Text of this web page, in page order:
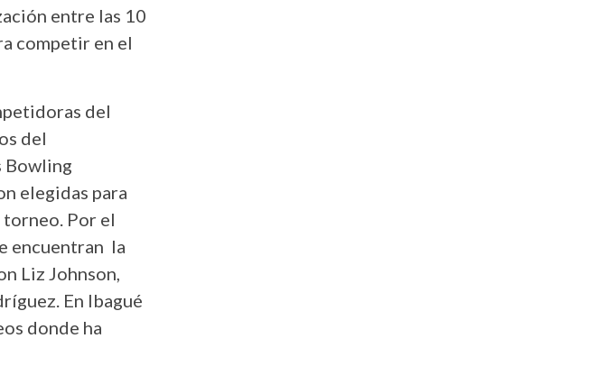
entre las 10
competir en el
del
del
Bowling
elegidas para
Por el
encuentran la
Liz Johnson,
En Ibagué
donde ha